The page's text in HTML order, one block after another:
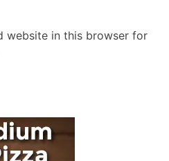
website in this browser for